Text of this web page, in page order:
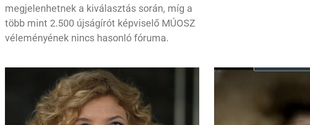
megjelenhetnek a kiválasztás során, míg a
több mint 2.500 újságírót képviselő MÚOSZ
véleményének nincs hasonló fóruma.